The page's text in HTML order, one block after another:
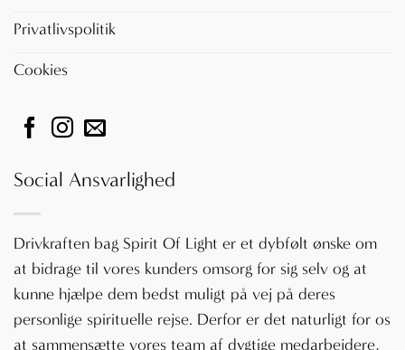
Privatlivspolitik
Cookies
Social Ansvarlighed
Drivkraften bag Spirit Of Light er et dybfølt ønske om
at bidrage til vores kunders omsorg for sig selv og at
kunne hjælpe dem bedst muligt på vej på deres
personlige spirituelle rejse. Derfor er det naturligt for os
at sammensætte vores team af dygtige medarbejdere,